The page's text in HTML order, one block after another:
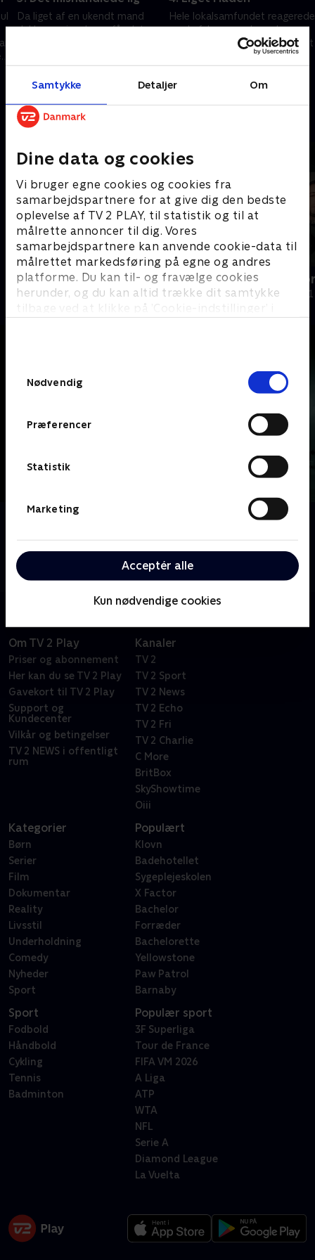
Samtykke Detaljer Om
Dine data og cookies
Vi bruger egne cookies og cookies fra
samarbejdspartnere for at give dig den bedste
oplevelse af TV 2 PLAY, til statistik og til at
målrette annoncer til dig. Vores
samarbejdspartnere kan anvende cookie-data til
målrettet markedsføring på egne og andres
platforme. Du kan til- og fravælge cookies
herunder, og du kan altid trække dit samtykke
tilbage ved at klikke på ’Cookie-indstillinger’ i
Nødvendig
Præferencer
Statistik
Marketing
Acceptér alle
Kun nødvendige cookies
Da liget af en ukendt mand
dukker op i en havn, får det
inden sin død været udsat for
tortur.
Hele lokalsamfundet reagerede
med afsky og undren, da en
ældre mand blev fundet dræbt
i sin lade. Efterforsker Tom
Christensen går sagen igennem
Andre så også
Det næsten perfekte drab
Dokumentar • 1 sæsoner
Låst inde
Dokumentar •
på en morder. Hvem er gerningsmanden? Hvorfor
blev drabet begået?
Om TV 2 Play
Priser og abonnement
Her kan du se TV 2 Play
Gavekort til TV 2 Play
Support og
Kundecenter
Vilkår og betingelser
TV 2 NEWS i offentligt
rum
Kanaler
TV 2
TV 2 Sport
TV 2 News
TV 2 Echo
TV 2 Fri
TV 2 Charlie
C More
BritBox
SkyShowtime
Oiii
Kategorier
Børn
Serier
Film
Dokumentar
Reality
Livsstil
Underholdning
Comedy
Nyheder
Sport
Populært
Klovn
Badehotellet
Sygeplejeskolen
X Factor
Bachelor
Forræder
Bachelorette
Yellowstone
Paw Patrol
Barnaby
Sport
Fodbold
Håndbold
Cykling
Tennis
Badminton
Populær sport
3F Superliga
Tour de France
FIFA VM 2026
A Liga
ATP
WTA
NFL
Serie A
Diamond League
La Vuelta